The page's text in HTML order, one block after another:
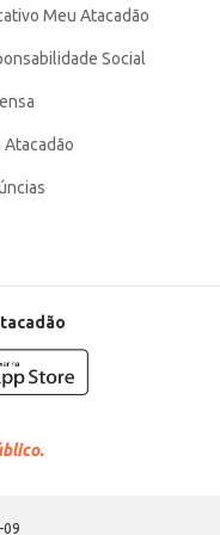
Meu Atacadão
Social
Atacadão
09